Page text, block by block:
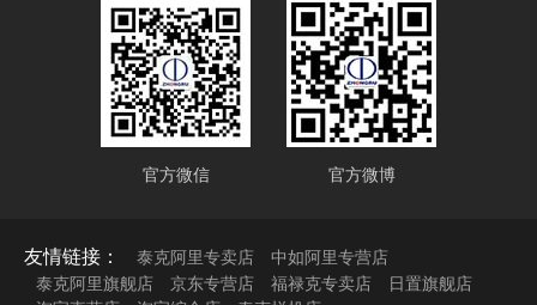
官方微信 官方微博
友情链接： 泰克阿里专卖店
中如阿里专营店
泰克阿里旗舰店
京东专营店 福禄克专卖店
日置旗舰店